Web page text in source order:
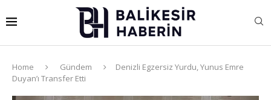
Home Gündem
Denizli Egzersiz Yurdu, Yunus Emre
Duyan’ı Transfer Etti